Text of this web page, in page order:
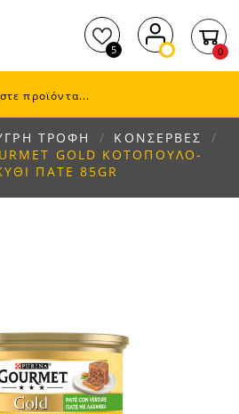
5 0
ΤΡΟΦΗ
ΚΟΝΣΕΡΒΕΣ
GOLD ΚΟΤΟΠΟΥΛΟ-
ΠΑΤΕ 85GR